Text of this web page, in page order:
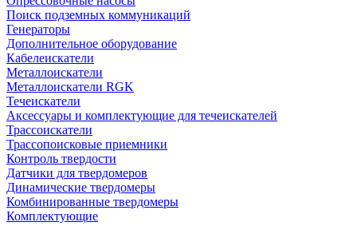
Поиск подземных коммуникаций
Генераторы
Дополнительное оборудование
Кабелеискатели
Металлоискатели
Металлоискатели RGK
Течеискатели
Аксессуары и комплектующие для течеискателей
Трассоискатели
Трассопоисковые приемники
Контроль твердости
Датчики для твердомеров
Динамические твердомеры
Комбинированные твердомеры
Комплектующие